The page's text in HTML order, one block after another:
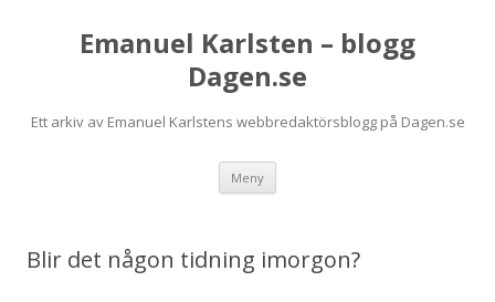
Emanuel Karlsten – blogg
Dagen.se
Ett arkiv av Emanuel Karlstens webbredaktörsblogg på Dagen.se
Meny
Blir det någon tidning imorgon?